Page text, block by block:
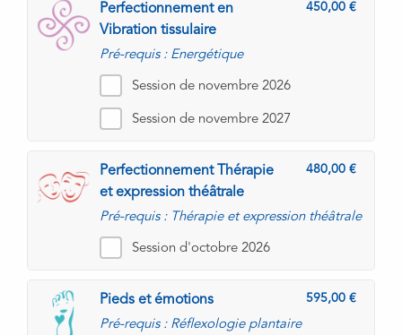
450,00
Perfectionnement en
Vibration tissulaire
Pré-requis : Energétique
Session de novembre 2026
Session de novembre 2027
480,00
Perfectionnement Thérapie
et expression théâtrale
Pré-requis : Thérapie et expression théâtrale
Session d'octobre 2026
595,00
Pieds et émotions
Pré-requis : Réflexologie plantaire